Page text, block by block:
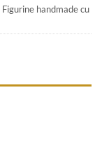
Figurine handmade cu